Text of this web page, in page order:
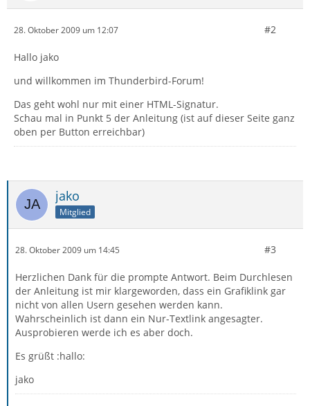
28. Oktober 2009 um 12:07 #2
Hallo jako
und willkommen im Thunderbird-Forum!
Das geht wohl nur mit einer HTML-Signatur.
Schau mal in Punkt 5 der Anleitung (ist auf dieser Seite ganz
oben per Button erreichbar)
jako
Mitglied
28. Oktober 2009 um 14:45 #3
Herzlichen Dank für die prompte Antwort. Beim Durchlesen
der Anleitung ist mir klargeworden, dass ein Grafiklink gar
nicht von allen Usern gesehen werden kann.
Wahrscheinlich ist dann ein Nur-Textlink angesagter.
Ausprobieren werde ich es aber doch.
Es grüßt :hallo:
jako